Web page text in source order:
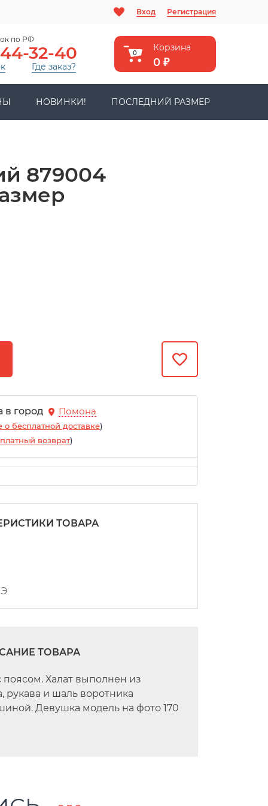
Вход Регистрация
по РФ
32-40
Где заказ?
Корзина
0
0 ₽
НОВИНКИ! ПОСЛЕДНИЙ РАЗМЕР
879004
в город Помона
бесплатной доставке)
возврат)
ТОВАРА
ТОВАРА
поясом. Халат выполнен из
рукава и шаль воротника
Девушка модель на фото 170